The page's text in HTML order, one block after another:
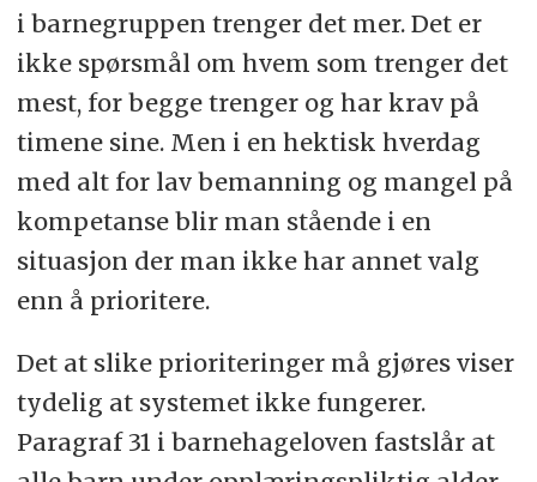
i barnegruppen trenger det mer. Det er
ikke spørsmål om hvem som trenger det
mest, for begge trenger og har krav på
timene sine. Men i en hektisk hverdag
med alt for lav bemanning og mangel på
kompetanse blir man stående i en
situasjon der man ikke har annet valg
enn å prioritere.
Det at slike prioriteringer må gjøres viser
tydelig at systemet ikke fungerer.
Paragraf 31 i barnehageloven fastslår at